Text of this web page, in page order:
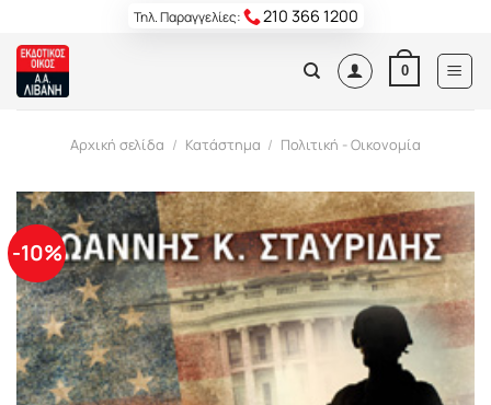
content
Τηλ. Παραγγελίες: 210 366 1200
0
Αρχική σελίδα / Κατάστημα / Πολιτική - Οικονομία
-10%